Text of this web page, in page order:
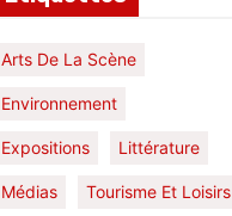
Arts De La Scène
Environnement
Expositions Littérature
Médias Tourisme Et Loisirs